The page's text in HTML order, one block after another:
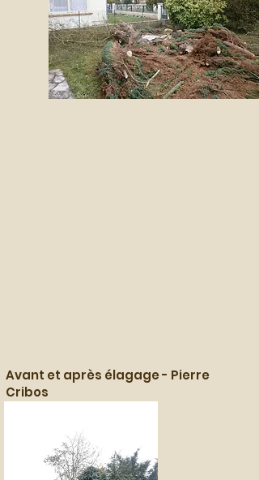
Avant et après élagage - Pierre
Cribos